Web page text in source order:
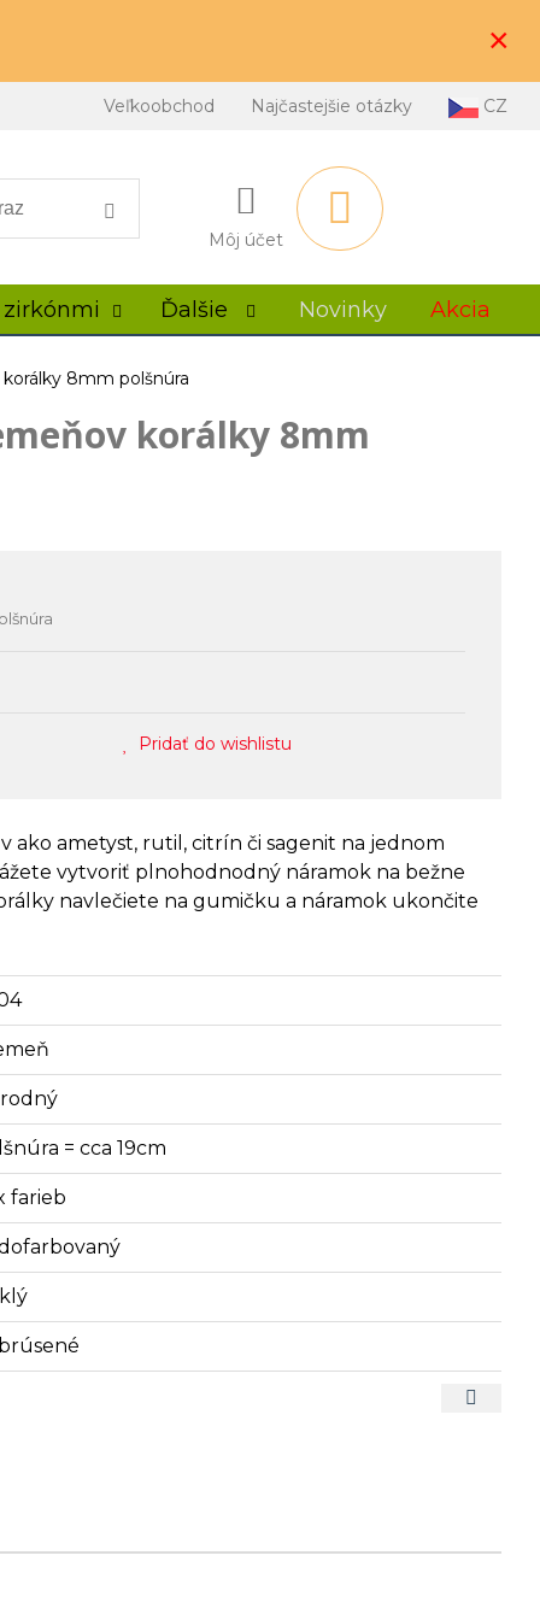
×
Veľkoobchod Najčastejšie otázky CZ
Môj účet
Ďalšie Novinky Akcia
8mm polšnúra
korálky 8mm
Pridať do wishlistu
ako ametyst, rutil, citrín či sagenit na jednom
vytvoriť plnohodnodný náramok na bežne
navlečiete na gumičku a náramok ukončite
= cca 19cm
farieb